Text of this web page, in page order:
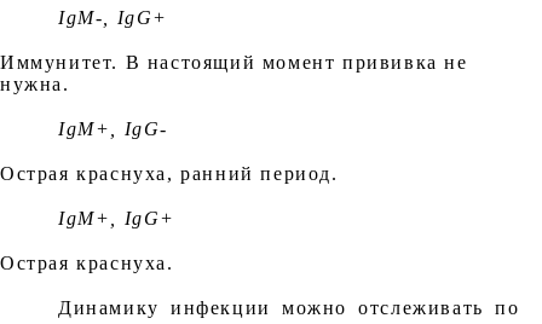
IgM-, IgG+
Иммунитет. В настоящий момент прививка не
нужна.
IgM+, IgG-
Острая краснуха, ранний период.
IgM+, IgG+
Острая краснуха.
Динамику инфекции можно отслеживать по